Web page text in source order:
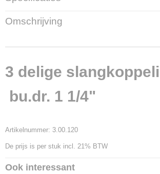
Productcode
14062
Omschrijving
3 delige
bu.dr. 1 1/4"
Artikelnummer: 3.00.120
De prijs is per stuk incl. 21% BTW
Ook interessant